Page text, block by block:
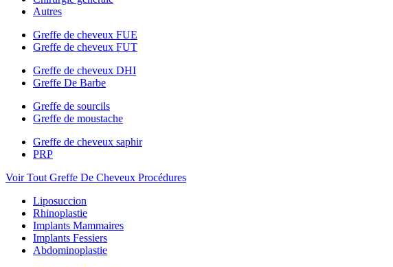
Autres
Greffe de cheveux FUE
Greffe de cheveux FUT
Greffe de cheveux DHI
Greffe De Barbe
Greffe de sourcils
Greffe de moustache
Greffe de cheveux saphir
PRP
Voir Tout Greffe De Cheveux Procédures
Liposuccion
Rhinoplastie
Implants Mammaires
Implants Fessiers
Abdominoplastie